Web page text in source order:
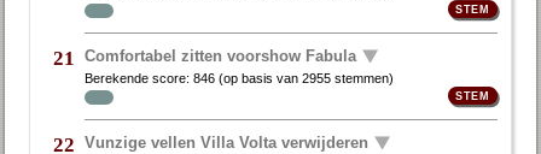
21 Comfortabel zitten voorshow Fabula
Berekende score:846 (op basis van2955 stemmen)
22 Vunzige vellen Villa Volta verwijderen